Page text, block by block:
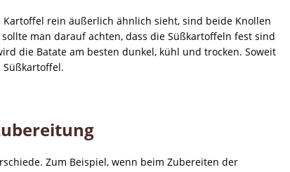
rein äußerlich ähnlich sieht, sind beide Knollen
man darauf achten, dass die Süßkartoffeln fest sind
die Batate am besten dunkel, kühl und trocken. Soweit
Zum Beispiel, wenn beim Zubereiten der